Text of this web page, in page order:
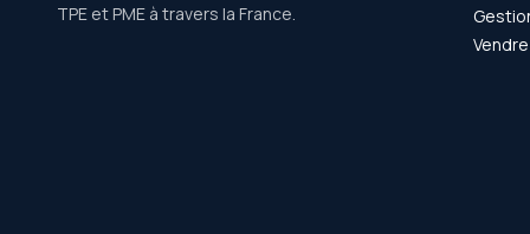
TPE et PME à travers la France.